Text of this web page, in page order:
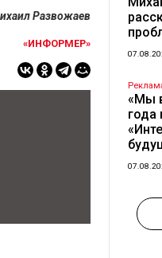
Развожаев
«ИНФОРМЕР»
«Мы
года